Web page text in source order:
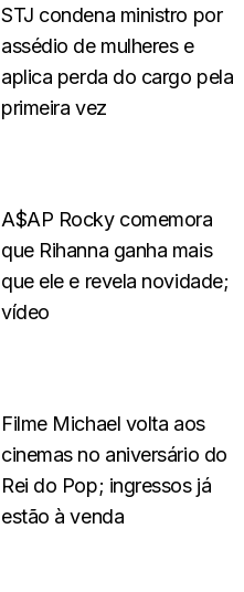
STJ condena ministro por
assédio de mulheres e
aplica perda do cargo pela
primeira vez
A$AP Rocky comemora
que Rihanna ganha mais
que ele e revela novidade;
vídeo
Filme Michael volta aos
cinemas no aniversário do
Rei do Pop; ingressos já
estão à venda